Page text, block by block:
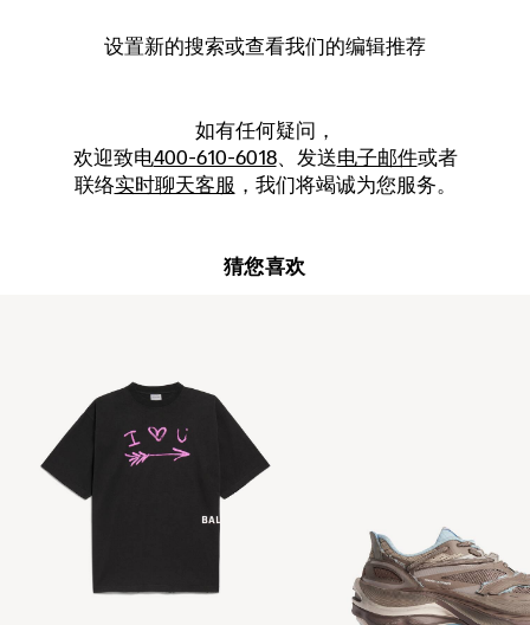
设置新的搜索或查看我们的编辑推荐
如有任何疑问，
欢迎致电400-610-6018、发送电子邮件或者
联络实时聊天客服 ，我们将竭诚为您服务。
猜您喜欢